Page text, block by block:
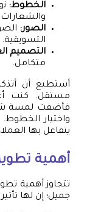
الخطوط:
والشعارات.
الصور:
التسويقية.
التصميم
متكامل.
أستطيع أن
مستقل. كنت
فأضفت لمسة
واختيار الخطوط.
يتفاعل بها
أهمية
تتجاوز أهمية
جميل؛ إن لها